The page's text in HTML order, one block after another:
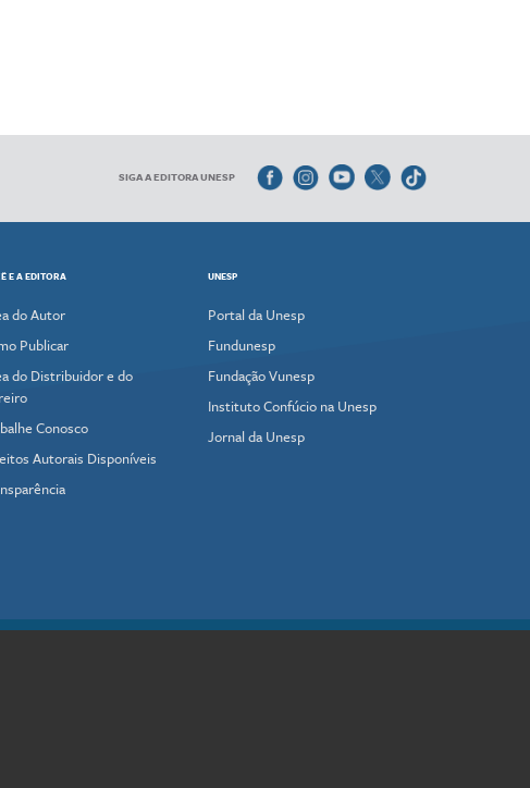
SIGA A EDITORA UNESP
E A EDITORA
do Autor
Publicar
do Distribuidor e do
Conosco
Autorais Disponíveis
UNESP
Portal da Unesp
Fundunesp
Fundação Vunesp
Instituto Confúcio na Unesp
Jornal da Unesp